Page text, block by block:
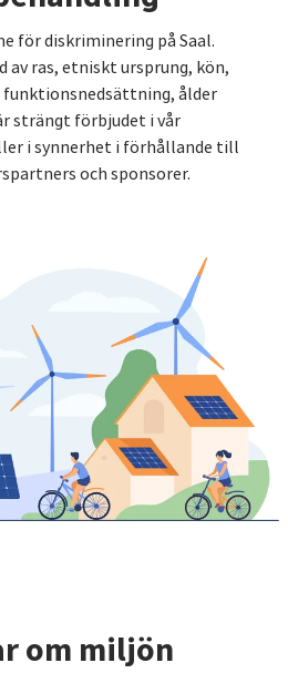
för diskriminering på Saal.
av ras, etniskt ursprung, kön,
funktionsnedsättning, ålder
strängt förbjudet i vår
i synnerhet i förhållande till
och sponsorer.
om miljön